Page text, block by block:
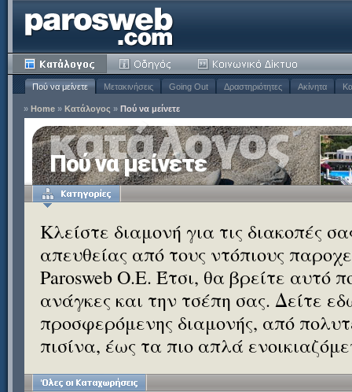
Πού να μείνετε Μετακινήσεις Going Out Δραστηριότητες Ακίνητα
» Home » Κατάλογος » Πού να μείνετε
Πού να μείνετε
Κλείστε διαμονή για τις διακοπές
απευθείας από τους ντόπιους
Parosweb Ο.Ε. Έτσι, θα βρείτε αυτό
ανάγκες και την τσέπη σας. Δείτε
προσφερόμενης διαμονής, από
πισίνα, έως τα πιο απλά